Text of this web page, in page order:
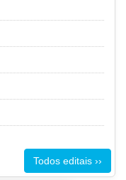
Todos editais ››